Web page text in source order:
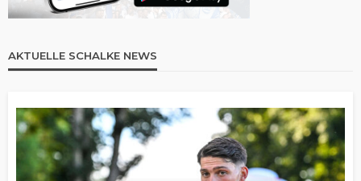
AKTUELLE SCHALKE NEWS